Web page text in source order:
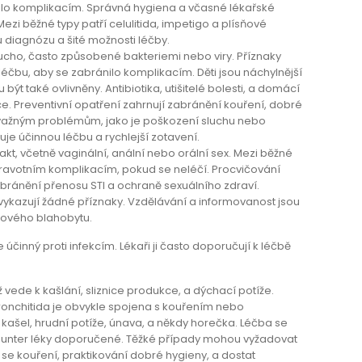
komplikacím. Správná hygiena a včasné lékařské
běžné typy patří celulitida, impetigo a plísňové
a šité možnosti léčby.
často způsobené bakteriemi nebo viry. Příznaky
aby se zabránilo komplikacím. Děti jsou náchylnější
také ovlivněny. Antibiotika, utišitelé bolesti, a domácí
Preventivní opatření zahrnují zabránění kouření, dobré
problémům, jako je poškození sluchu nebo
účinnou léčbu a rychlejší zotavení.
včetně vaginální, anální nebo orální sex. Mezi běžné
komplikacím, pokud se neléčí. Procvičování
přenosu STI a ochraně sexuálního zdraví.
žádné příznaky. Vzdělávání a informovanost jsou
blahobytu.
proti infekcím. Lékaři ji často doporučují k léčbě
k kašlání, sliznice produkce, a dýchací potíže.
je obvykle spojena s kouřením nebo
hrudní potíže, únava, a někdy horečka. Léčba se
léky doporučené. Těžké případy mohou vyžadovat
kouření, praktikování dobré hygieny, a dostat